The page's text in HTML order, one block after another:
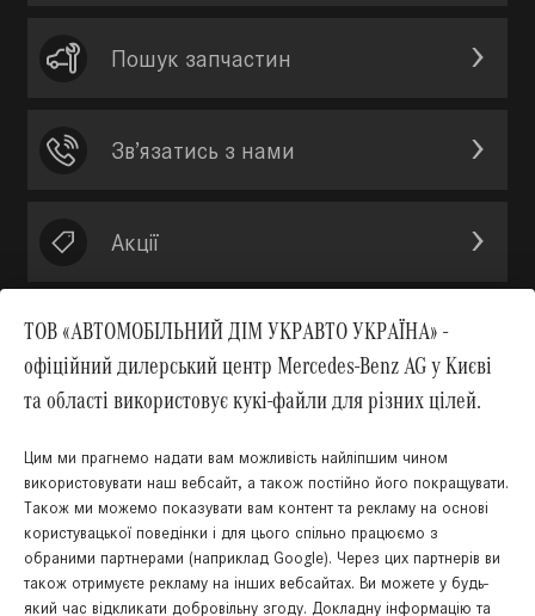
ТОВ «АВТОМОБІЛЬНИЙ ДІМ УКРАВТО УКРАЇНА» -
офіційний дилерський центр Mercedes-Benz AG у Києві
та області використовує кукі-файли для різних цілей.
Цим ми прагнемо надати вам можливість найліпшим чином
використовувати наш вебсайт, а також постійно його покращувати.
Також ми можемо показувати вам контент та рекламу на основі
користувацької поведінки і для цього спільно працюємо з
обраними партнерами (наприклад Google). Через цих партнерів ви
також отримуєте рекламу на інших вебсайтах. Ви можете у будь-
який час відкликати добровільну згоду. Докладну інформацію та
Пошук запчастин
Зв’язатись з нами
Акції
Вгору